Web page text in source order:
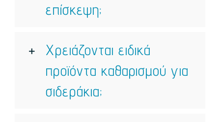
επίσκεψη;
Χρειάζονται ειδικά
προϊόντα καθαρισμού για
σιδεράκια;